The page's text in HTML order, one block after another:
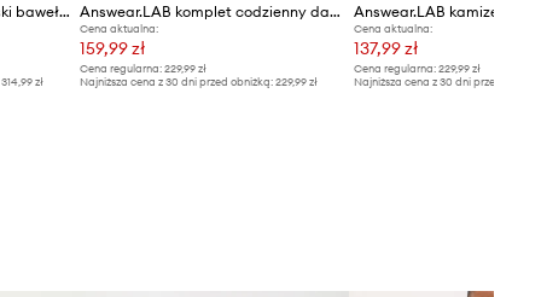
Answear.LAB komplet damski bawełniany
314,99 zł
Answear.LAB komplet codzienny damski z wiskozą
Cena aktualna:
159,99 zł
Cena regularna:229,99 zł
Najniższa cena z 30 dni przed obniżką:229,99 zł
Cena aktualna:
137,99 zł
Cena regularna: 229,99 zł
Najniższa cena z 30 dni przed obniżką: